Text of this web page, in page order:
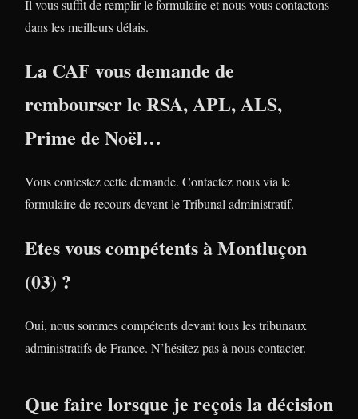
Il vous suffit de remplir le formulaire et nous vous contactons
dans les meilleurs délais.
La CAF vous demande de
rembourser le RSA, APL, ALS,
Prime de Noël…
Vous contestez cette demande. Contactez nous via le
formulaire de recours devant le Tribunal administratif.
Etes vous compétents à Montluçon
(03) ?
Oui, nous sommes compétents devant tous les tribunaux
administratifs de France. N’hésitez pas à nous contacter.
Que faire lorsque je reçois la décision